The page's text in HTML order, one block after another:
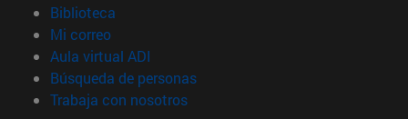
Biblioteca
Mi correo(abre en nueva ventana)
Aula virtual ADI
Búsqueda de personas(abre en nueva ventana)
Trabaja con nosotros(abre en nueva ventana)